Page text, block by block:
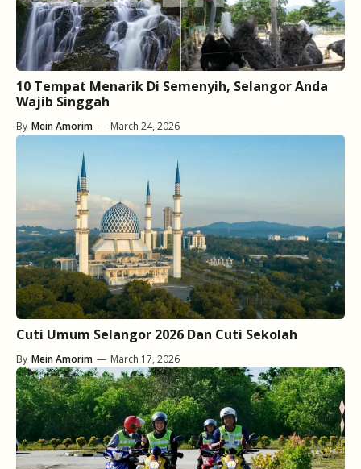
10 Tempat Menarik Di Semenyih, Selangor Anda
Wajib Singgah
By Mein Amorim — March 24, 2026
Cuti Umum Selangor 2026 Dan Cuti Sekolah
By Mein Amorim — March 17, 2026